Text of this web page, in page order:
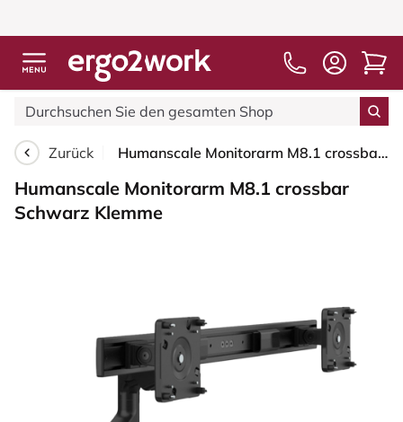
Zurück Humanscale Monitorarm M8.1 crossbar Schwarz Klemme
Humanscale Monitorarm M8.1 crossbar
Schwarz Klemme